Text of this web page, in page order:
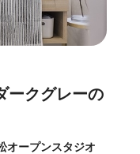
ークグレーの
オープンスタジオ